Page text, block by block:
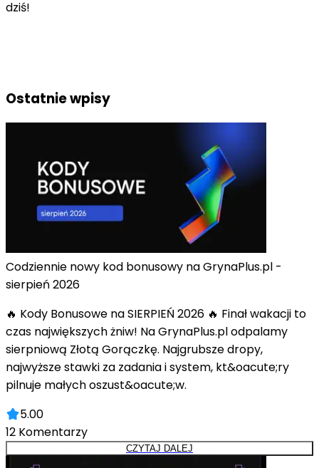
dziś!
Ostatnie wpisy
Codziennie nowy kod bonusowy na GrynaPlus.pl -
sierpień 2026
🔥 Kody Bonusowe na SIERPIEŃ 2026 🔥 Finał wakacji to
czas największych żniw! Na GrynaPlus.pl odpalamy
sierpniową Złotą Gorączkę. Najgrubsze dropy,
najwyższe stawki za zadania i system, kt&oacute;ry
pilnuje małych oszust&oacute;w.
5.00
12 Komentarzy
CZYTAJ DALEJ